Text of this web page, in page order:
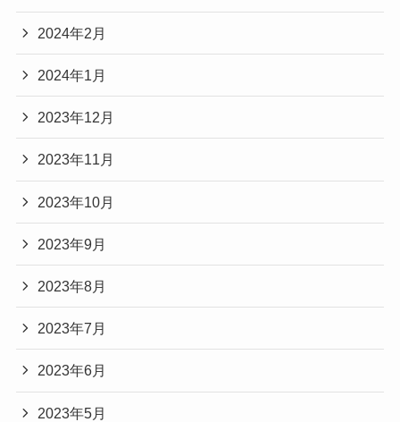
2024年2月
2024年1月
2023年12月
2023年11月
2023年10月
2023年9月
2023年8月
2023年7月
2023年6月
2023年5月